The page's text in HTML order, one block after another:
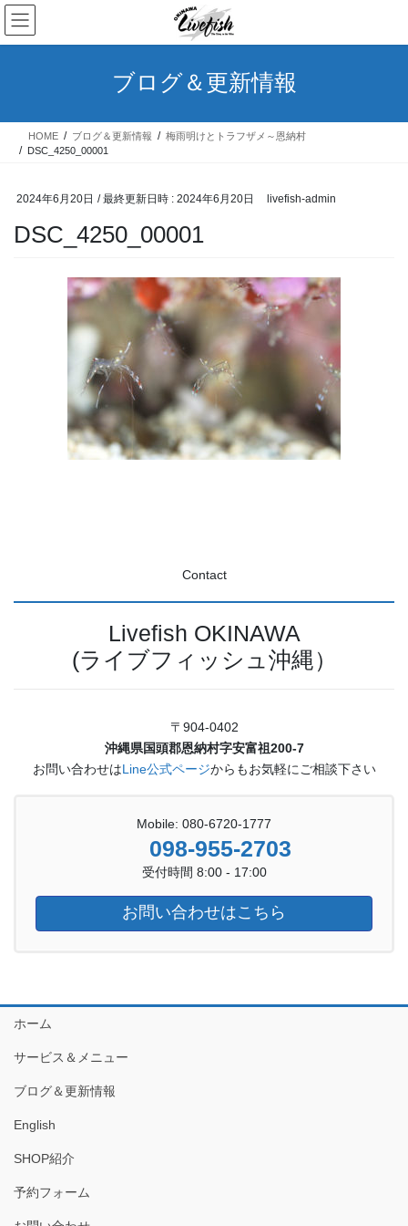
コ
ン
テ
ス
ナ
ビ
ゲ
ン
ブログ＆更新情報
HOME ブログ＆更新情報
梅雨明けとトラフザメ～恩納村
DSC_4250_00001
2024年6月20日 / 最終更新日時 : 2024年6月20日 livefish-admin
DSC_4250_00001
Contact
Livefish OKINAWA
(ライブフィッシュ沖縄）
〒904-0402
沖縄県国頭郡恩納村字安富祖200-7
お問い合わせはLine公式ページからもお気軽にご相談下さい
Mobile: 080-6720-1777
098-955-2703
受付時間 8:00 - 17:00
お問い合わせはこちら
ホーム
サービス＆メニュー
ブログ＆更新情報
English
SHOP紹介
予約フォーム